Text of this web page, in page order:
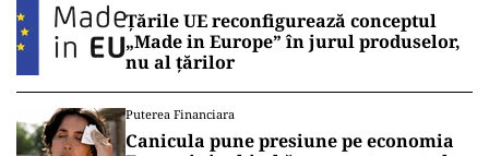
Țările UE reconfigurează conceptul
„Made in Europe” în jurul produselor,
nu al țărilor
Puterea Financiara
Canicula pune presiune pe economia